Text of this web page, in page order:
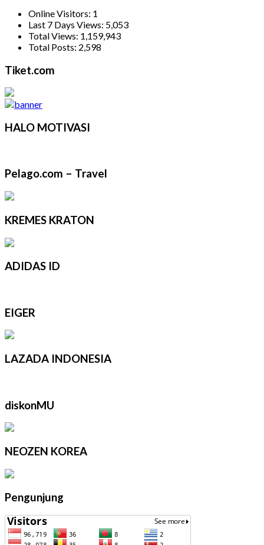
Online Visitors: 1
Last 7 Days Views: 5,053
Total Views: 1,159,943
Total Posts: 2,598
Tiket.com
HALO MOTIVASI
Pelago.com – Travel
KREMES KRATON
ADIDAS ID
EIGER
LAZADA INDONESIA
diskonMU
NEOZEN KOREA
Pengunjung